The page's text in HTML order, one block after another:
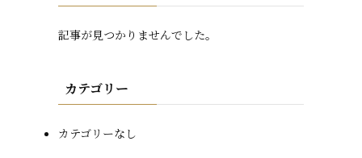
記事が見つかりませんでした。
カテゴリー
カテゴリーなし